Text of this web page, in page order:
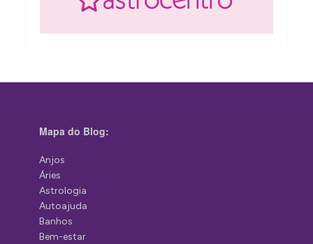
Mapa do Blog:
Anjos
Áries
Astrologia
Autoajuda
Banhos
Bem-estar